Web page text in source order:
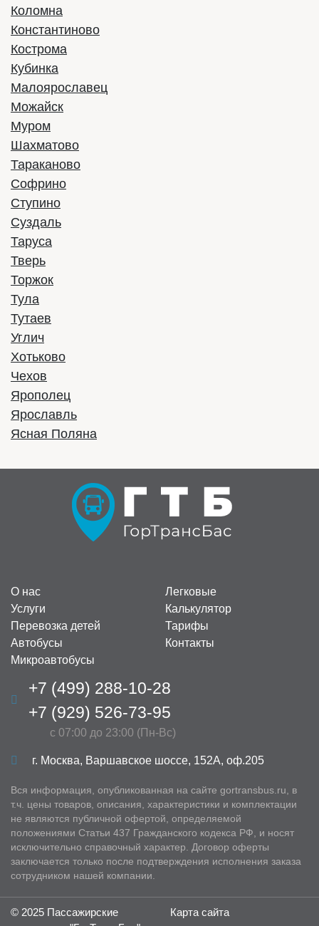
Yutong ZK6122H
Год выпуска:
Вместимость:53 места
2740 руб/час
Заказать
Почему стоит воспользоваться
арендой?
передвигаться на общественном транспорте, по
нескольким причинам. Прежде всего им можно
пользоваться по своему усмотрению — выбирать
самостоятельно маршрут, добавлять в него
промежуточные пункты остановок, указывать удобное
время выезда. Если группа небольшая, то можно
заказать микроавтобус — на нем хорошо
путешествовать с семьей или друзьями.
Коломна
Константиново
Кострома
Кубинка
Малоярославец
Можайск
Муром
Шахматово
Тараканово
Софрино
Ступино
Суздаль
Таруса
Тверь
Торжок
Тула
Тутаев
Углич
Хотьково
Чехов
Ярополец
Ярославль
Ясная Поляна
О нас
Услуги
Перевозка детей
Автобусы
Микроавтобусы
Легковые
Калькулятор
Тарифы
Контакты
+7 (499) 288-10-28
+7 (929) 526-73-95
с 07:00 до 23:00 (Пн-Вс)
г. Москва, Варшавское шоссе, 152А, оф.205
Вся информация, опубликованная на сайте gortransbus.ru, в
т.ч. цены товаров, описания, характеристики и комплектации
не являются публичной офертой, определяемой
положениями Статьи 437 Гражданского кодекса РФ, и носят
исключительно справочный характер. Договор оферты
заключается только после подтверждения исполнения заказа
сотрудником нашей компании.
© 2025 Пассажирские
Карта сайта